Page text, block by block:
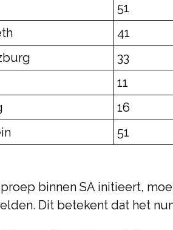
51
41
33
11
16
51
binnen SA initieert,
Dit betekent dat het